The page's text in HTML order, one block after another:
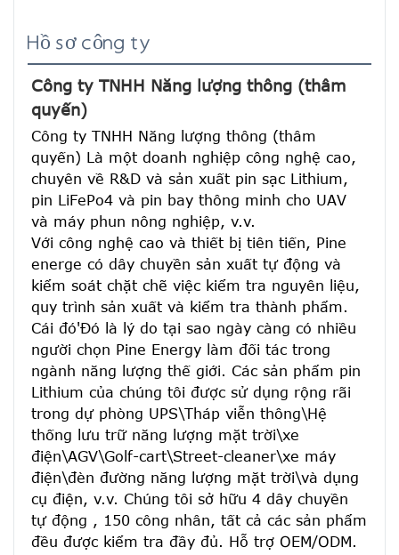
Hồ sơ công ty
Công ty TNHH Năng lượng thông (thâm
quyến)
Công ty TNHH Năng lượng thông (thâm
quyến) Là một doanh nghiệp công nghệ cao,
chuyên về R&D và sản xuất pin sạc Lithium,
pin LiFePo4 và pin bay thông minh cho UAV
và máy phun nông nghiệp, v.v.
Với công nghệ cao và thiết bị tiên tiến, Pine
energe có dây chuyền sản xuất tự động và
kiểm soát chặt chẽ việc kiểm tra nguyên liệu,
quy trình sản xuất và kiểm tra thành phẩm.
Cái đó'Đó là lý do tại sao ngày càng có nhiều
người chọn Pine Energy làm đối tác trong
ngành năng lượng thế giới. Các sản phẩm pin
Lithium của chúng tôi được sử dụng rộng rãi
trong dự phòng UPS\Tháp viễn thông\Hệ
thống lưu trữ năng lượng mặt trời\xe
điện\AGV\Golf-cart\Street-cleaner\xe máy
điện\đèn đường năng lượng mặt trời\và dụng
cụ điện, v.v. Chúng tôi sở hữu 4 dây chuyền
tự động , 150 công nhân, tất cả các sản phẩm
đều được kiểm tra đầy đủ. Hỗ trợ OEM/ODM.